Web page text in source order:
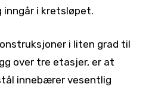
inngår i kretsløpet.
i liten grad til
over tre etasjer, er at
innebærer vesentlig